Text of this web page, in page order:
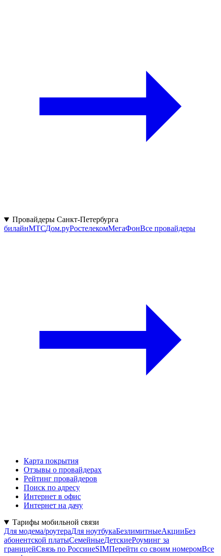
Провайдеры Санкт-Петербурга
билайнМТСДом.руРостелекомМегаФонВсе провайдеры
Карта покрытия
Отзывы о провайдерах
Рейтинг провайдеров
Поиск по адресу
Интернет в офис
Интернет на дачу
Тарифы мобильной связи
Для модема/роутераДля ноутбукаБезлимитныеАкцииБез
абонентской платыСемейныеДетскиеРоуминг за
границейСвязь по РоссииeSIMПерейти со своим номеромВсе